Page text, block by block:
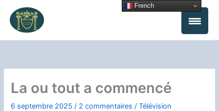
contenu
La ou tout a commencé
6 septembre 2025/ 2 commentaires /Télévision
French